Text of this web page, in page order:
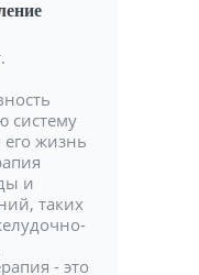
систему
жизнь
и
таких
- это